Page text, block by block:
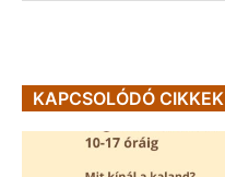
KAPCSOLÓDÓ CIKKEK